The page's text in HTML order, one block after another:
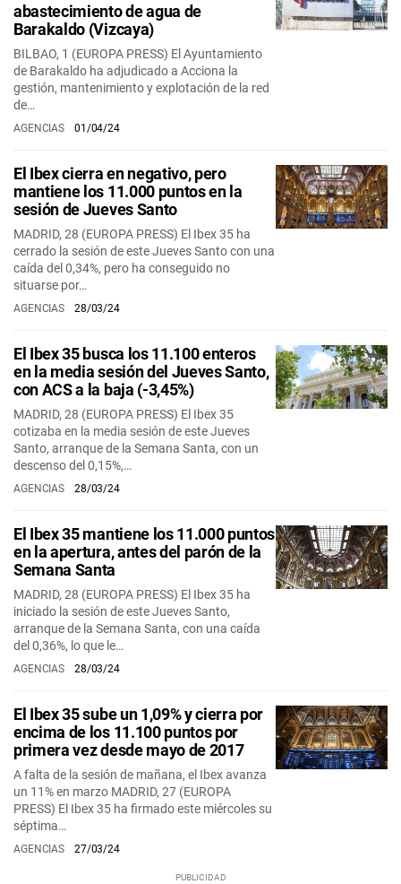
abastecimiento de agua de
Barakaldo (Vizcaya)
BILBAO, 1 (EUROPA PRESS) El Ayuntamiento
de Barakaldo ha adjudicado a Acciona la
gestión, mantenimiento y explotación de la red
de…
AGENCIAS 01/04/24
El Ibex cierra en negativo, pero
mantiene los 11.000 puntos en la
sesión de Jueves Santo
MADRID, 28 (EUROPA PRESS) El Ibex 35 ha
cerrado la sesión de este Jueves Santo con una
caída del 0,34%, pero ha conseguido no
situarse por…
AGENCIAS 28/03/24
El Ibex 35 busca los 11.100 enteros
en la media sesión del Jueves Santo,
con ACS a la baja (-3,45%)
MADRID, 28 (EUROPA PRESS) El Ibex 35
cotizaba en la media sesión de este Jueves
Santo, arranque de la Semana Santa, con un
descenso del 0,15%,…
AGENCIAS 28/03/24
El Ibex 35 mantiene los 11.000 puntos
en la apertura, antes del parón de la
Semana Santa
MADRID, 28 (EUROPA PRESS) El Ibex 35 ha
iniciado la sesión de este Jueves Santo,
arranque de la Semana Santa, con una caída
del 0,36%, lo que le…
AGENCIAS 28/03/24
El Ibex 35 sube un 1,09% y cierra por
encima de los 11.100 puntos por
primera vez desde mayo de 2017
A falta de la sesión de mañana, el Ibex avanza
un 11% en marzo MADRID, 27 (EUROPA
PRESS) El Ibex 35 ha firmado este miércoles su
séptima…
AGENCIAS 27/03/24